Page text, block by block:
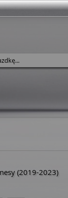
(2019-2023)